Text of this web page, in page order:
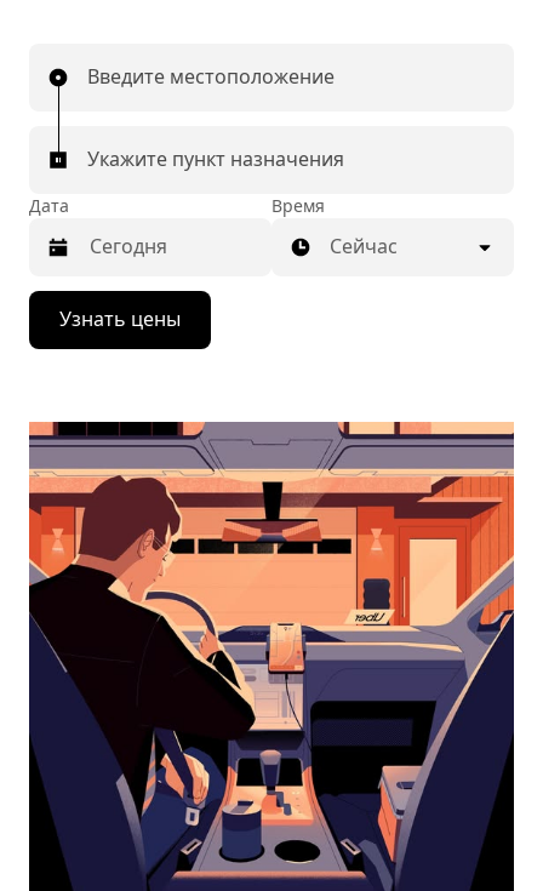
Введите местоположение
Укажите пункт назначения
Дата
Нажмите
стрелку
вниз,
календарю
выбрать
дату.
Чтобы
закрыть
календарь,
нажмите
Esc.
Время
Сейчас
Узнать цены